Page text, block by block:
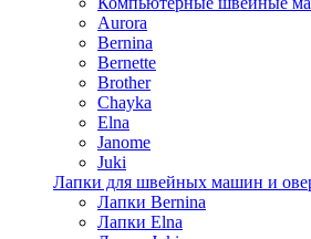
Aurora
Bernina
Bernette
Brother
Chayka
Elna
Janome
Juki
Лапки для швейных машин и
Лапки Bernina
Лапки Elna